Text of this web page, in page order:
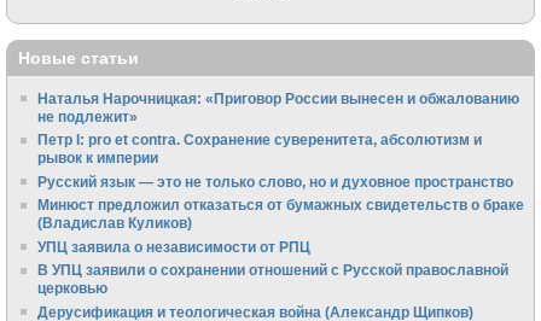
Новые статьи
Наталья Нарочницкая: «Приговор России вынесен и обжалованию
не подлежит»
Петр I: pro et contra. Сохранение суверенитета, абсолютизм и
рывок к империи
Русский язык — это не только слово, но и духовное пространство
Минюст предложил отказаться от бумажных свидетельств о браке
(Владислав Куликов)
УПЦ заявила о независимости от РПЦ
В УПЦ заявили о сохранении отношений с Русской православной
церковью
Дерусификация и теологическая война (Александр Щипков)